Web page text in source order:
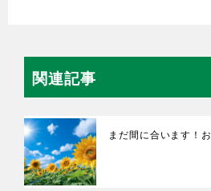
関連記事
まだ間に合います！